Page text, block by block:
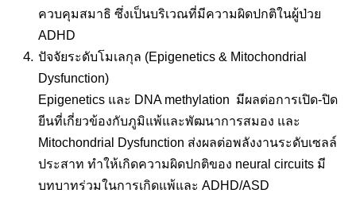
ควบคุมสมาธิ ซึ่งเป็นบริเวณที่มีความผิดปกติในผู้ป่วย
ADHD
ปัจจัยระดับโมเลกุล (Epigenetics & Mitochondrial
Dysfunction)
Epigenetics และ DNA methylation มีผลต่อการเปิด-ปิด
ยีนที่เกี่ยวข้องกับภูมิแพ้และพัฒนาการสมอง และ
Mitochondrial Dysfunction ส่งผลต่อพลังงานระดับเซลล์
ประสาท ทำให้เกิดความผิดปกติของ neural circuits มี
บทบาทร่วมในการเกิดแพ้และ ADHD/ASD